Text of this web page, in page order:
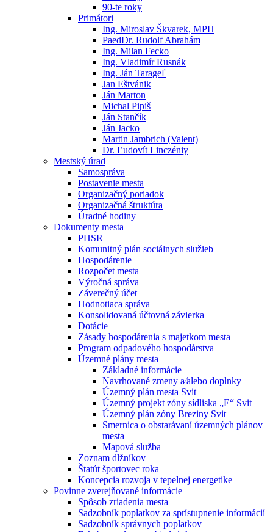
90-te roky
Primátori
Ing. Miroslav Škvarek, MPH
PaedDr. Rudolf Abrahám
Ing. Milan Fecko
Ing. Vladimír Rusnák
Ing. Ján Tarageľ
Jan Eštvánik
Ján Marton
Michal Pipiš
Ján Stančík
Ján Jacko
Martin Jambrich (Valent)
Dr. Ľudovít Linczéniy
Mestský úrad
Samospráva
Postavenie mesta
Organizačný poriadok
Organizačná štruktúra
Úradné hodiny
Dokumenty mesta
PHSR
Komunitný plán sociálnych služieb
Hospodárenie
Rozpočet mesta
Výročná správa
Záverečný účet
Hodnotiaca správa
Konsolidovaná účtovná závierka
Dotácie
Zásady hospodárenia s majetkom mesta
Program odpadového hospodárstva
Územné plány mesta
Základné informácie
Navrhované zmeny a⁄alebo doplnky
Územný plán mesta Svit
Územný projekt zóny sídliska „E“ Svit
Územný plán zóny Breziny Svit
Smernica o obstarávaní územných plánov
mesta
Mapová služba
Zoznam dlžníkov
Štatút športovec roka
Koncepcia rozvoja v tepelnej energetike
Povinne zverejňované informácie
Spôsob zriadenia mesta
Sadzobník poplatkov za sprístupnenie informácií
Sadzobník správnych poplatkov